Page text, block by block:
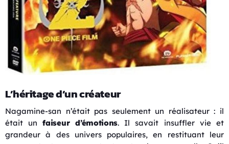
L’héritage d’un créateur
Nagamine-san n’était pas seulement un réalisateur : il
était unfaiseur d’émotions. Il savait insuffler vie et
grandeur à des univers populaires, en restituant leur